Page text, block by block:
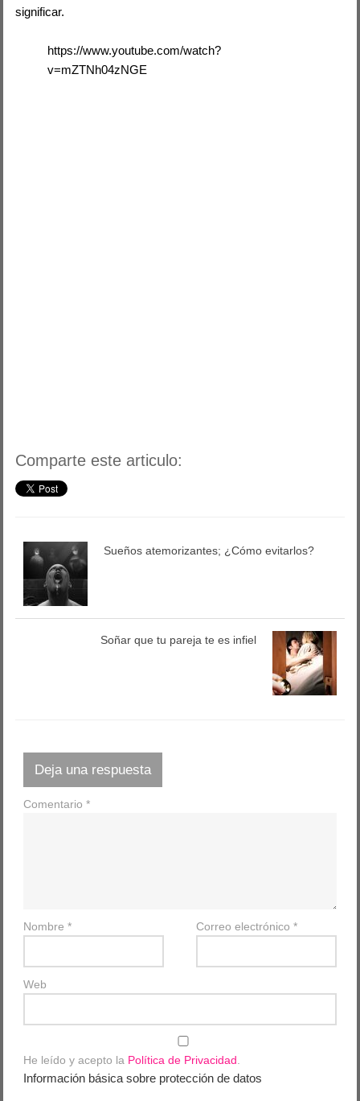
significar.
https://www.youtube.com/watch?
v=mZTNh04zNGE
Comparte este articulo:
Sueños atemorizantes; ¿Cómo evitarlos?
Soñar que tu pareja te es infiel
Deja una respuesta
Comentario*
Nombre* Correo electrónico *
Web
He leído y acepto la Política de Privacidad
Información básica sobre protección de datos